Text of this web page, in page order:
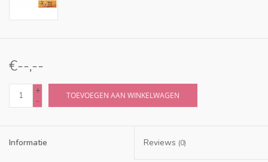
€--,--
+
-
TOEVOEGEN AAN WINKELWAGEN
Informatie Reviews (0)